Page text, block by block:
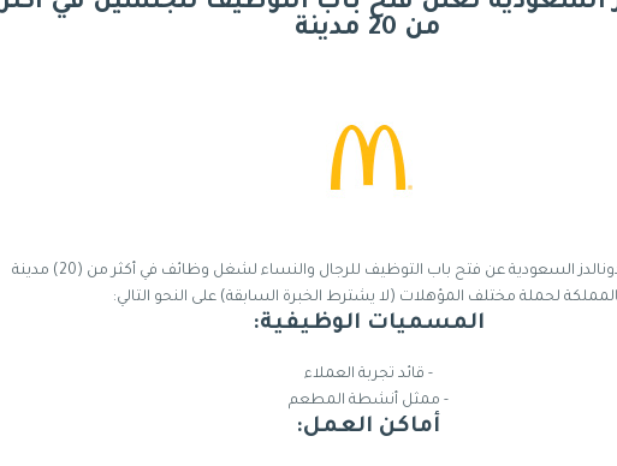
من 20 مدينة
تعلن شركة ماكدونالدز السعودية عن فتح باب التوظيف للرجال والنساء لشغل وظائف في أكثر من (20) مدينة
لحملة مختلف المؤهلات (لا يشترط الخبرة السابقة) على النحو التالي:
المسميات الوظيفية:
- قائد تجربة العملاء
- ممثل أنشطة المطعم
أماكن العمل: